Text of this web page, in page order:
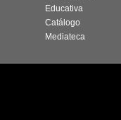
Educativa
Catálogo
Mediateca